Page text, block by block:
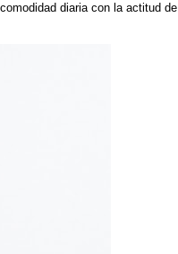
diaria con la actitud de